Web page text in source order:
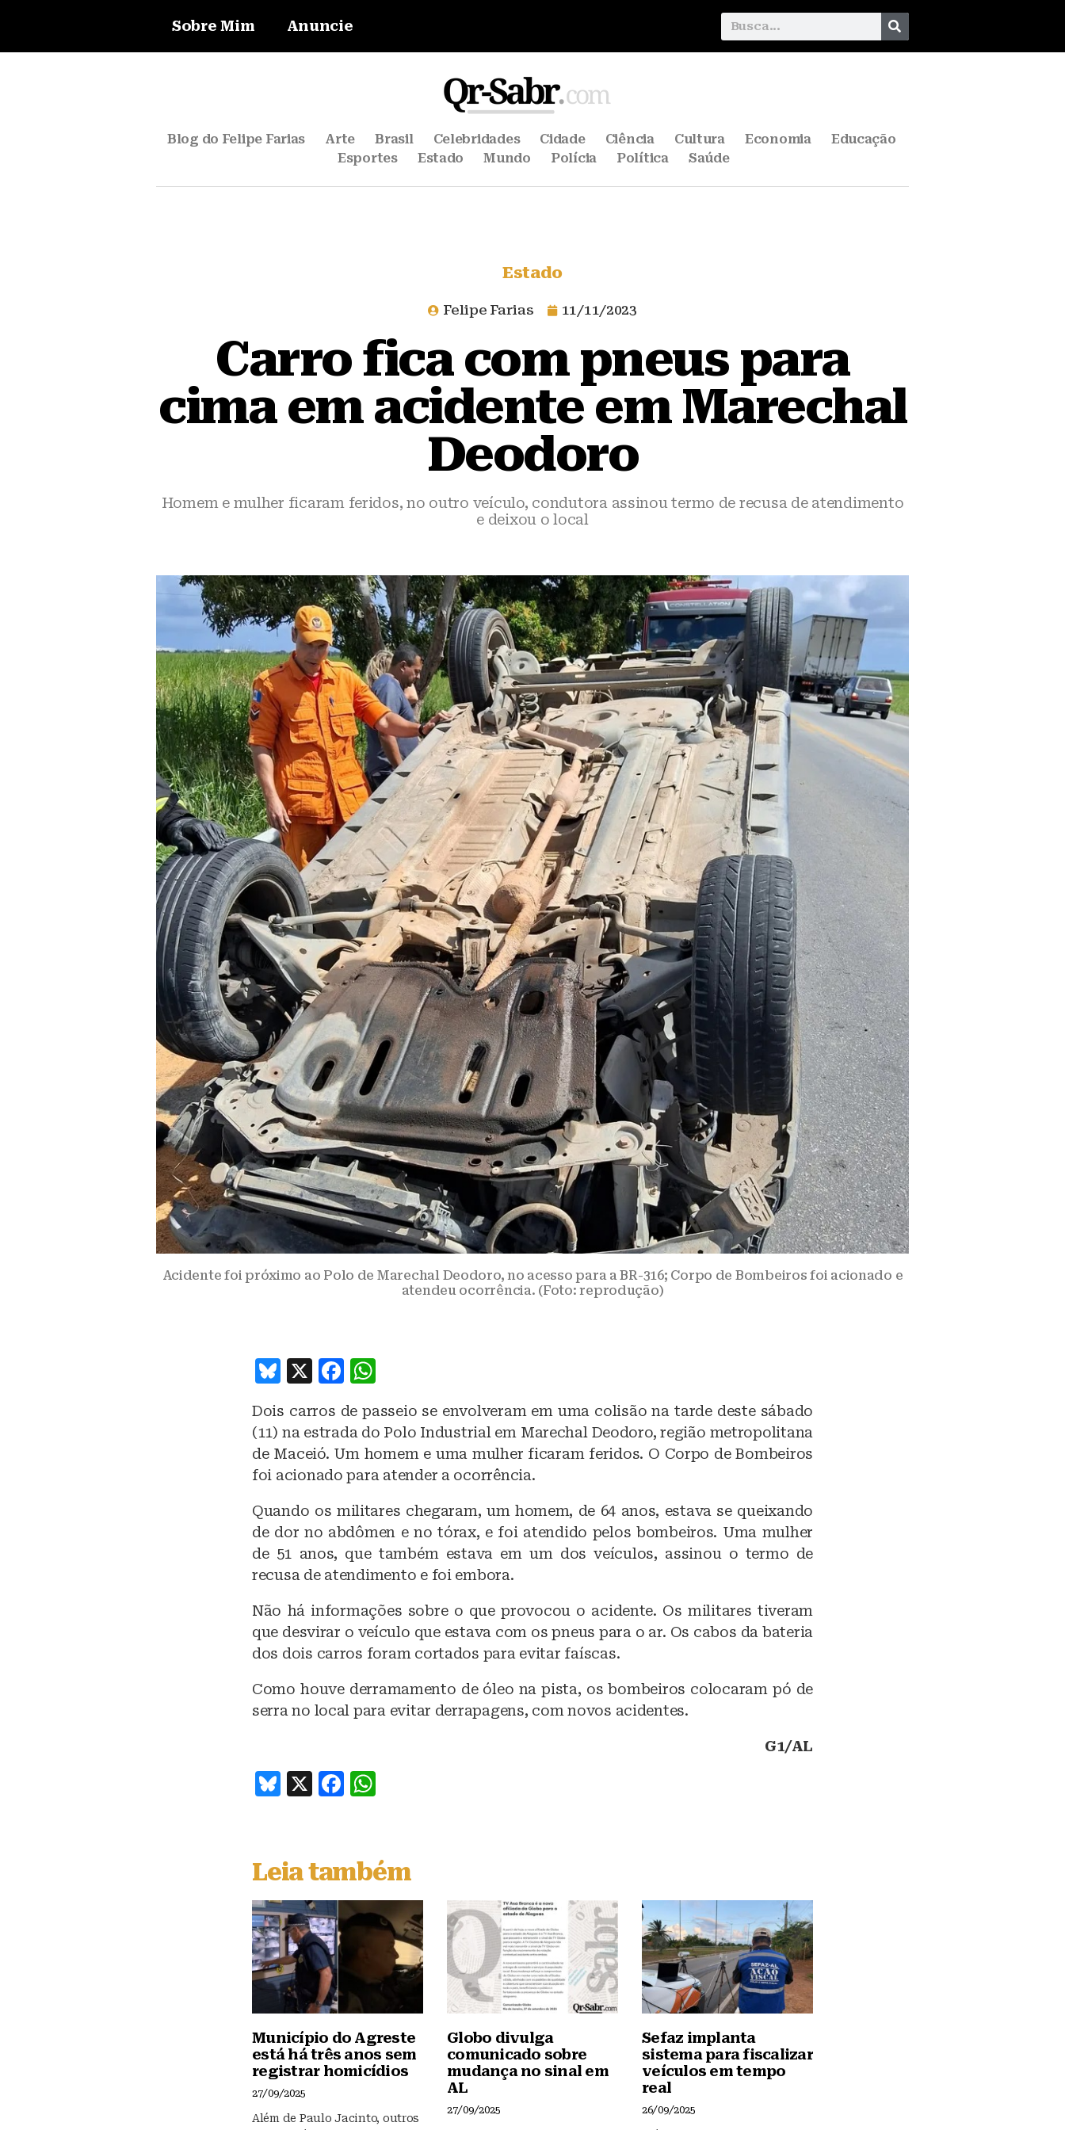
Sobre Mim Anuncie
Blog do Felipe Farias Arte Brasil Celebridades Cidade Ciência Cultura Economia
Educação
Esportes
Estado Mundo Polícia Política Saúde
Estado
Felipe Farias 11/11/2023
Carro fica com pneus para
cima em acidente em Marechal
Deodoro
Homem e mulher ficaram feridos, no outro veículo, condutora assinou termo de recusa de atendimento
e deixou o local
Acidente foi próximo ao Polo de Marechal Deodoro, no acesso para a BR-316; Corpo de Bombeiros foi acionado e
atendeu ocorrência. (Foto: reprodução)
B
e
s
k
y
X
F
c
e
b
o
o
k
at
s
A
p
Dois carros de passeio se envolveram em uma colisão na tarde deste sábado
(11) na estrada do Polo Industrial em Marechal Deodoro, região metropolitana
de Maceió. Um homem e uma mulher ficaram feridos. O Corpo de Bombeiros
foi acionado para atender a ocorrência.
Quando os militares chegaram, um homem, de 64 anos, estava se queixando
de dor no abdômen e no tórax, e foi atendido pelos bombeiros. Uma mulher
de 51 anos, que também estava em um dos veículos, assinou o termo de
recusa de atendimento e foi embora.
Não há informações sobre o que provocou o acidente. Os militares tiveram
que desvirar o veículo que estava com os pneus para o ar. Os cabos da bateria
dos dois carros foram cortados para evitar faíscas.
Como houve derramamento de óleo na pista, os bombeiros colocaram pó de
serra no local para evitar derrapagens, com novos acidentes.
G1/AL
B
s
k
y
X
F
e
b
o
s
A
p
p
Leia também
Município do Agreste
está há três anos sem
registrar homicídios
27/09/2025
Além de Paulo Jacinto, outros
Globo divulga
comunicado sobre
mudança no sinal em
AL
27/09/2025
Sefaz implanta
sistema para fiscalizar
veículos em tempo
real
26/09/2025